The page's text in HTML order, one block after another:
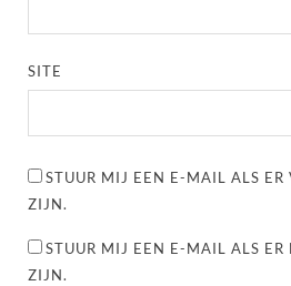
SITE
STUUR MIJ EEN E-MAIL ALS ER
ZIJN.
STUUR MIJ EEN E-MAIL ALS ER
ZIJN.